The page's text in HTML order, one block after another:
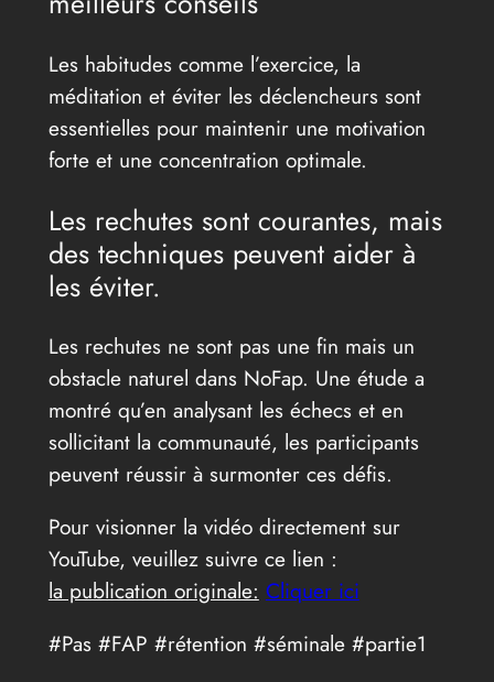
Les habitudes comme l’exercice, la
méditation et éviter les déclencheurs sont
essentielles pour maintenir une motivation
forte et une concentration optimale.
Les rechutes sont courantes, mais
des techniques peuvent aider à
les éviter.
Les rechutes ne sont pas une fin mais un
obstacle naturel dans NoFap. Une étude a
montré qu’en analysant les échecs et en
sollicitant la communauté, les participants
peuvent réussir à surmonter ces défis.
Pour visionner la vidéo directement sur
YouTube, veuillez suivre ce lien :
la publication originale: Cliquer ici
#Pas #FAP #rétention #séminale #partie1